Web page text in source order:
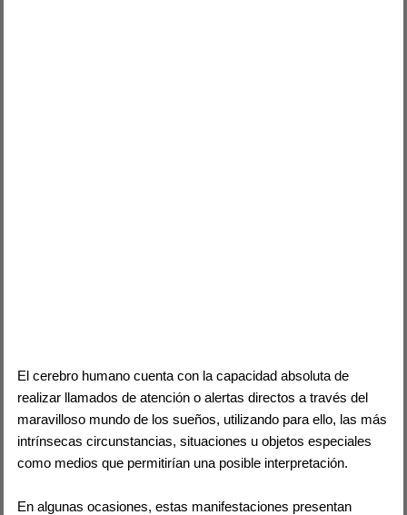
El cerebro humano cuenta con la capacidad absoluta de
realizar llamados de atención o alertas directos a través del
maravilloso mundo de los sueños, utilizando para ello, las más
intrínsecas circunstancias, situaciones u objetos especiales
como medios que permitirían una posible interpretación.
En algunas ocasiones, estas manifestaciones presentan